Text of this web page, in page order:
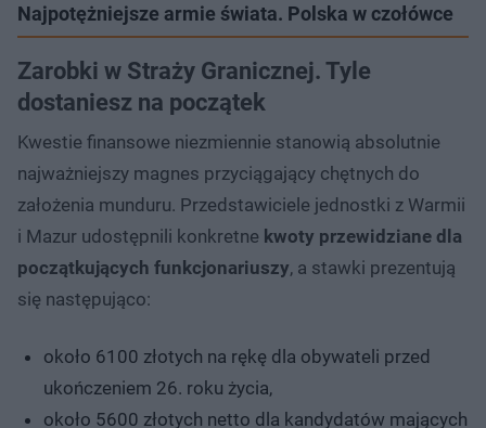
Najpotężniejsze armie świata. Polska w czołówce
Zarobki w Straży Granicznej. Tyle
dostaniesz na początek
Kwestie finansowe niezmiennie stanowią absolutnie
najważniejszy magnes przyciągający chętnych do
założenia munduru. Przedstawiciele jednostki z Warmii
i Mazur udostępnili konkretne kwoty przewidziane dla
początkujących funkcjonariuszy, a stawki prezentują
się następująco:
około 6100 złotych na rękę dla obywateli przed
ukończeniem 26. roku życia,
około 5600 złotych netto dla kandydatów mających